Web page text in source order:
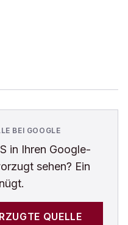
BEI GOOGLE
in Ihren Google-
sehen? Ein
QUELLE